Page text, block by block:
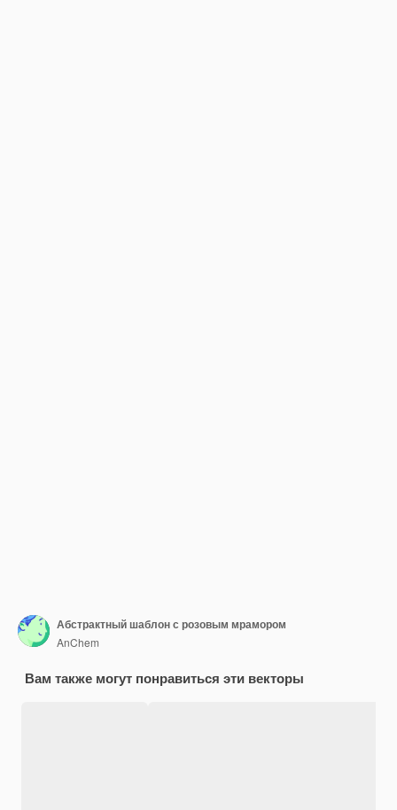
Абстрактный шаблон с розовым мрамором
AnChem
Вам также могут понравиться эти векторы